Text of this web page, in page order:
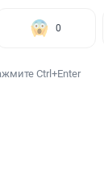
0
Ctrl+Enter